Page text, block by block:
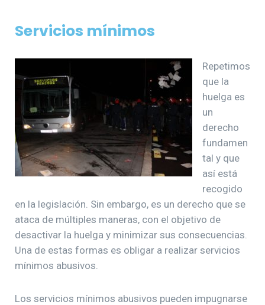
Servicios mínimos
Repetimos
que la
huelga es
un
derecho
fundamen
tal y que
así está
recogido
en la legislación. Sin embargo, es un derecho que se
ataca de múltiples maneras, con el objetivo de
desactivar la huelga y minimizar sus consecuencias.
Una de estas formas es obligar a realizar servicios
mínimos abusivos.
Los servicios mínimos abusivos pueden impugnarse